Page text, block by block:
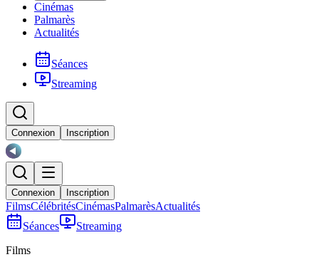
Cinémas
Palmarès
Actualités
Séances
Streaming
Connexion Inscription
Connexion Inscription
FilmsCélébritésCinémasPalmarèsActualités
Séances
Streaming
Films